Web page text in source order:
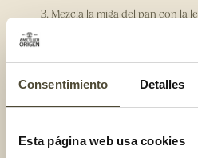
Consentimiento Detalles
Esta página web usa cookies
Mezcla la miga del pan con la
Amasa todos los ingredientes
se forme una bola.
Cose el pavo para que coja
aceite de oliva y ásalo
temperatura mediana de 180
Una vez asado, desengrasa la